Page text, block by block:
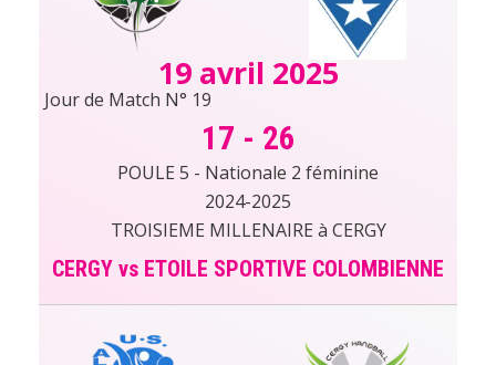
19 avril 2025
Jour de Match N° 19
17 - 26
POULE 5 - Nationale 2 féminine
2024-2025
TROISIEME MILLENAIRE à CERGY
CERGY vs ETOILE SPORTIVE COLOMBIENNE